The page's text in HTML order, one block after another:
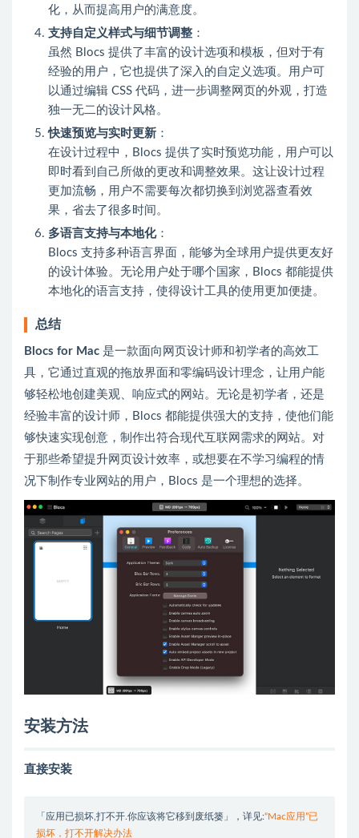
化，从而提高用户的满意度。
支持自定义样式与细节调整 ：
虽然 Blocs 提供了丰富的设计选项和模板，但对于有
经验的用户，它也提供了深入的自定义选项。用户可
以通过编辑 CSS 代码，进一步调整网页的外观，打造
独一无二的设计风格。
快速预览与实时更新 ：
在设计过程中，Blocs 提供了实时预览功能，用户可以
即时看到自己所做的更改和调整效果。这让设计过程
更加流畅，用户不需要每次都切换到浏览器查看效
果，省去了很多时间。
多语言支持与本地化：
Blocs 支持多种语言界面，能够为全球用户提供更友好
的设计体验。无论用户处于哪个国家，Blocs 都能提供
本地化的语言支持，使得设计工具的使用更加便捷。
总结
Blocs for Mac 是一款面向网页设计师和初学者的高效工
具，它通过直观的拖放界面和零编码设计理念，让用户能
够轻松地创建美观、响应式的网站。无论是初学者，还是
经验丰富的设计师，Blocs 都能提供强大的支持，使他们能
够快速实现创意，制作出符合现代互联网需求的网站。对
于那些希望提升网页设计效率，或想要在不学习编程的情
况下制作专业网站的用户，Blocs 是一个理想的选择。
安装方法
直接安装
「应用已损坏,打不开.你应该将它移到废纸篓」，详见:“Mac应用”已
损坏，打不开解决办法